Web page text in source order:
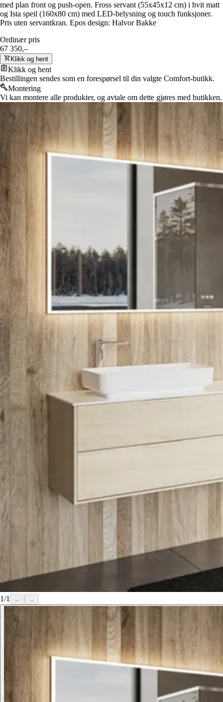
med plan front og push-open. Fross servant (55x45x12 cm) i hvit matt
og Ista speil (160x80 cm) med LED-belysning og touch funksjoner.
Pris uten servantkran. Epos design: Halvor Bakke
Ordinær pris
67 350,–
Klikk og hent
Klikk og hent
Bestillingen sendes som en forespørsel til din valgte Comfort-butikk.
Montering
Vi kan montere alle produkter, og avtale om dette gjøres med butikken.
1/1 ← →